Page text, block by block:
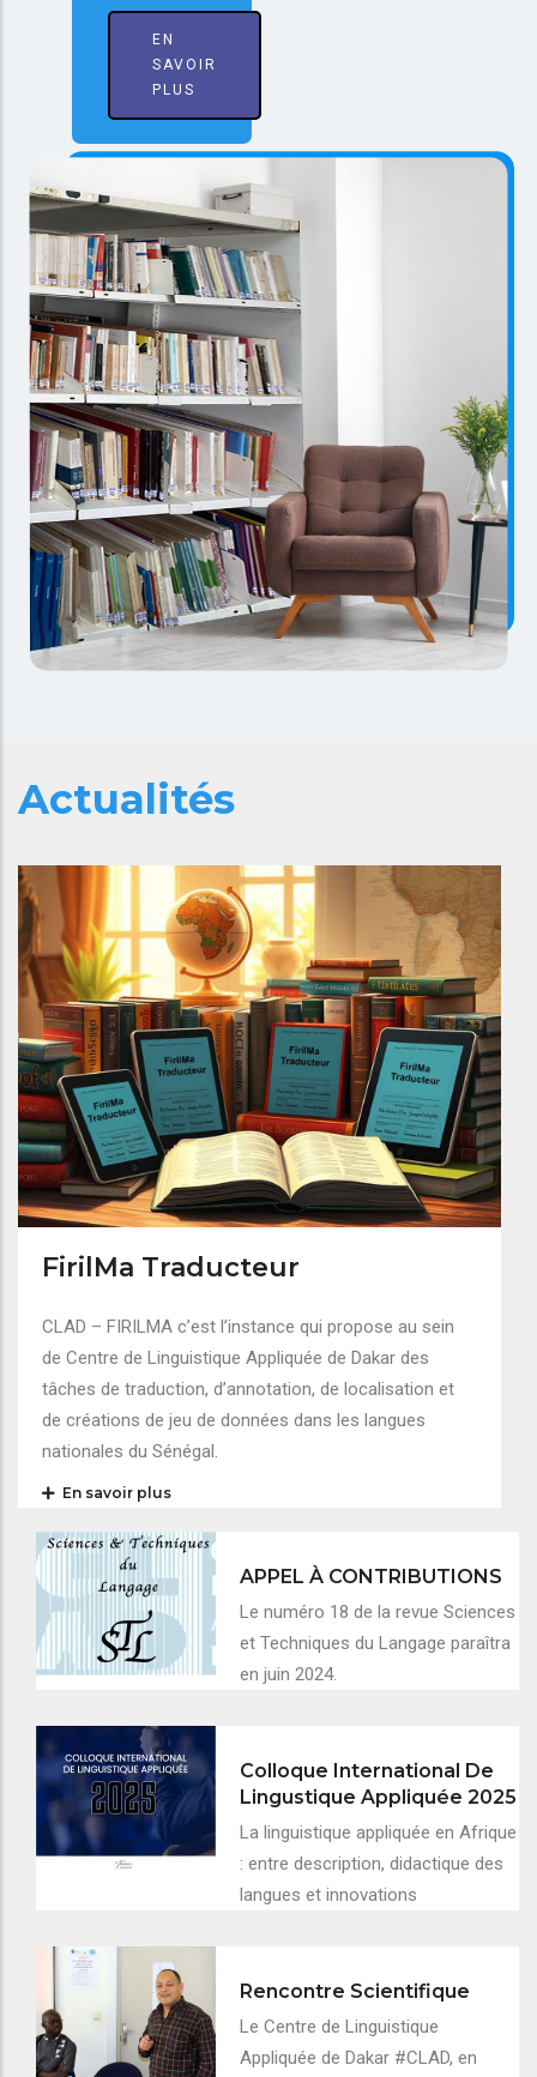
EN
SAVOIR
PLUS
Actualités
FirilMa Traducteur
CLAD – FIRILMA c’est l’instance qui propose au sein
de Centre de Linguistique Appliquée de Dakar des
tâches de traduction, d’annotation, de localisation et
de créations de jeu de données dans les langues
nationales du Sénégal.
En savoir plus
APPEL À CONTRIBUTIONS
Le numéro 18 de la revue Sciences
et Techniques du Langage paraîtra
en juin 2024.
Colloque International De
Lingustique Appliquée 2025
La linguistique appliquée en Afrique
: entre description, didactique des
langues et innovations
Rencontre Scientifique
Le Centre de Linguistique
Appliquée de Dakar #CLAD, en